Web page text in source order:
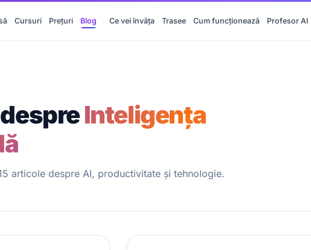
Cursuri Prețuri Blog Ce vei învăța Trasee Cum funcționează Profesor AI
Inteligența
articole despre AI, productivitate și tehnologie.